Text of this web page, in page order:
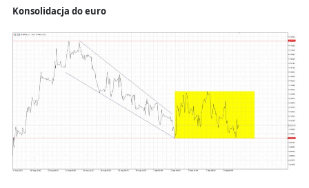
Konsolidacja do euro